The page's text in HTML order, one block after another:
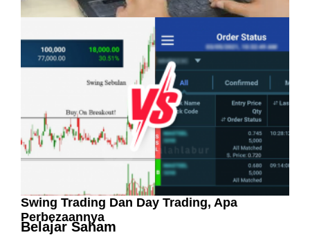
Pelaburan Saham Bukan Untuk Mereka Yang
Suka ‘Stress’
Swing Trading Dan Day Trading, Apa
Perbezaannya
Belajar Saham